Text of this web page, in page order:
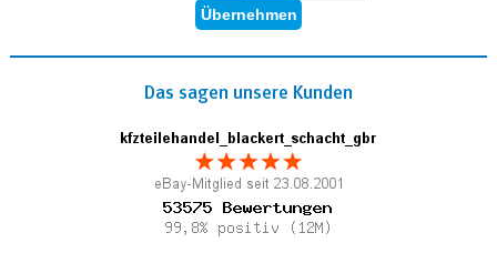
Das sagen unsere Kunden